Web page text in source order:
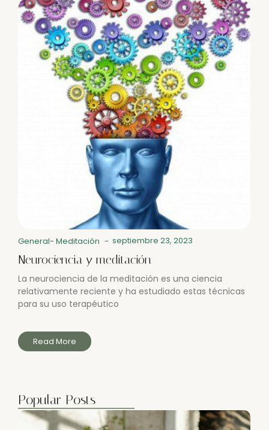
General- Meditación - septiembre 23, 2023
Neurociencia y meditación
La neurociencia de la meditación es una ciencia
relativamente reciente y ha estudiado estas técnicas
para su uso terapéutico
Read More
Popular Posts